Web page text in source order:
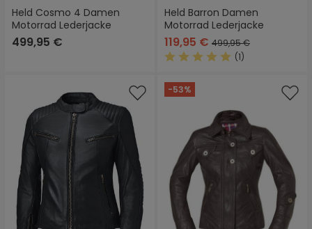
Held Cosmo 4 Damen
Motorrad Lederjacke
499,95 €
Held Barron Damen
Motorrad Lederjacke
119,95 € 499,95 €
(1)
-53%